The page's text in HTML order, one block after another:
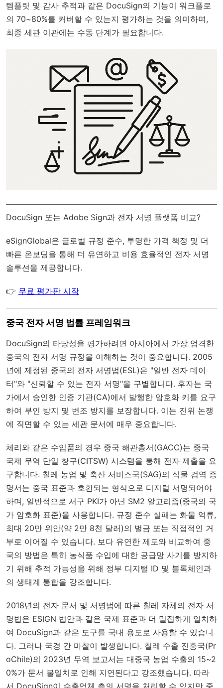
템플릿 및 감사 추적과 같은 DocuSign의 기능이 워크플로
의 70~80%를 커버할 수 있는지 평가하는 것을 의미하며,
최종 세관 이관에는 수동 단계가 필요합니다.
DocuSign 또는 Adobe Sign과 전자 서명 플랫폼 비교?
eSignGlobal은 글로벌 규정 준수, 투명한 가격 책정 및 더
빠른 온보딩을 통해 더 유연하고 비용 효율적인 전자 서명
솔루션을 제공합니다.
👉 무료 평가판 시작
중국 전자 서명 법률 프레임워크
DocuSign의 타당성을 평가하려면 아시아에서 가장 엄격한
중국의 전자 서명 규정을 이해하는 것이 중요합니다. 2005
년에 제정된 중국의 전자 서명법(ESL)은 "일반 전자 데이
터"와 "신뢰할 수 있는 전자 서명"을 구별합니다. 후자는 국
가에서 승인한 인증 기관(CA)에서 발행한 암호화 키를 요구
하여 부인 방지 및 변조 방지를 보장합니다. 이는 진위 논쟁
에 직면할 수 있는 세관 문서에 매우 중요합니다.
체리와 같은 수입품의 경우 중국 해관총서(GACC)는 중국
국제 무역 단일 창구(CITSW) 시스템을 통해 전자 제출을 요
구합니다. 칠레 농업 및 축산 서비스국(SAG)의 식물 검역 증
명서는 중국 표준과 호환되는 형식으로 디지털 서명되어야
하며, 일반적으로 서구 PKI가 아닌 SM2 알고리즘(중국의 국
가 암호화 표준)을 사용합니다. 규정 준수 실패는 화물 억류,
최대 20만 위안(약 2만 8천 달러)의 벌금 또는 직접적인 거
부로 이어질 수 있습니다. 보다 유연한 제도와 비교하여 중
국의 방법은 특히 농식품 수입에 대한 공급망 사기를 방지하
기 위해 추적 가능성을 위해 정부 디지털 ID 및 블록체인과
의 생태계 통합을 강조합니다.
2018년의 전자 문서 및 서명법에 따른 칠레 자체의 전자 서
명법은 ESIGN 법안과 같은 국제 표준과 더 밀접하게 일치하
여 DocuSign과 같은 도구를 국내 용도로 사용할 수 있습니
다. 그러나 국경 간 마찰이 발생합니다. 칠레 수출 진흥국(Pr
oChile)의 2023년 무역 보고서는 대중국 농업 수출의 15~2
0%가 문서 불일치로 인해 지연된다고 강조했습니다. 따라
서 DocuSign이 수출업체 측의 서명을 처리할 수 있지만 중